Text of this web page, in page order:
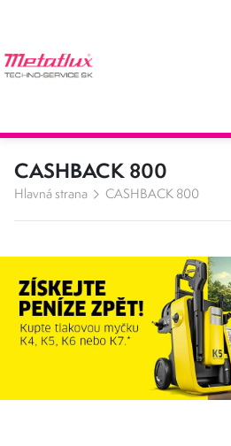
CASHBACK 800
Hlavná strana CASHBACK 800